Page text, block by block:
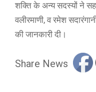
शक्ति के अन्य सदस्यों ने
वलीरमाणी, व रमेश
की जानकारी दी।
Share News